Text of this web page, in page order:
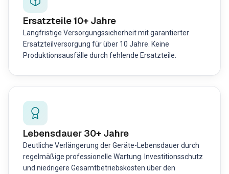
Ersatzteile 10+ Jahre
Langfristige Versorgungssicherheit mit garantierter
Ersatzteilversorgung für über 10 Jahre. Keine
Produktionsausfälle durch fehlende Ersatzteile.
Lebensdauer 30+ Jahre
Deutliche Verlängerung der Geräte-Lebensdauer durch
regelmäßige professionelle Wartung. Investitionsschutz
und niedrigere Gesamtbetriebskosten über den